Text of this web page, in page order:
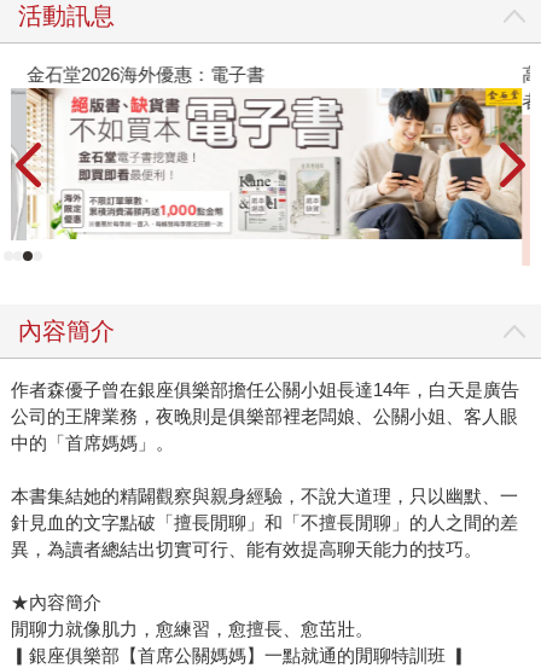
活動訊息
金石堂2026海外優惠：電子書
者
內容簡介
作者森優子曾在銀座俱樂部擔任公關小姐長達14年，白天是廣告
公司的王牌業務，夜晚則是俱樂部裡老闆娘、公關小姐、客人眼
中的「首席媽媽」。
本書集結她的精闢觀察與親身經驗，不說大道理，只以幽默、一
針見血的文字點破「擅長閒聊」和「不擅長閒聊」的人之間的差
異，為讀者總結出切實可行、能有效提高聊天能力的技巧。
★內容簡介
閒聊力就像肌力，愈練習，愈擅長、愈茁壯。
▎銀座俱樂部【首席公關媽媽】一點就通的閒聊特訓班 ▎